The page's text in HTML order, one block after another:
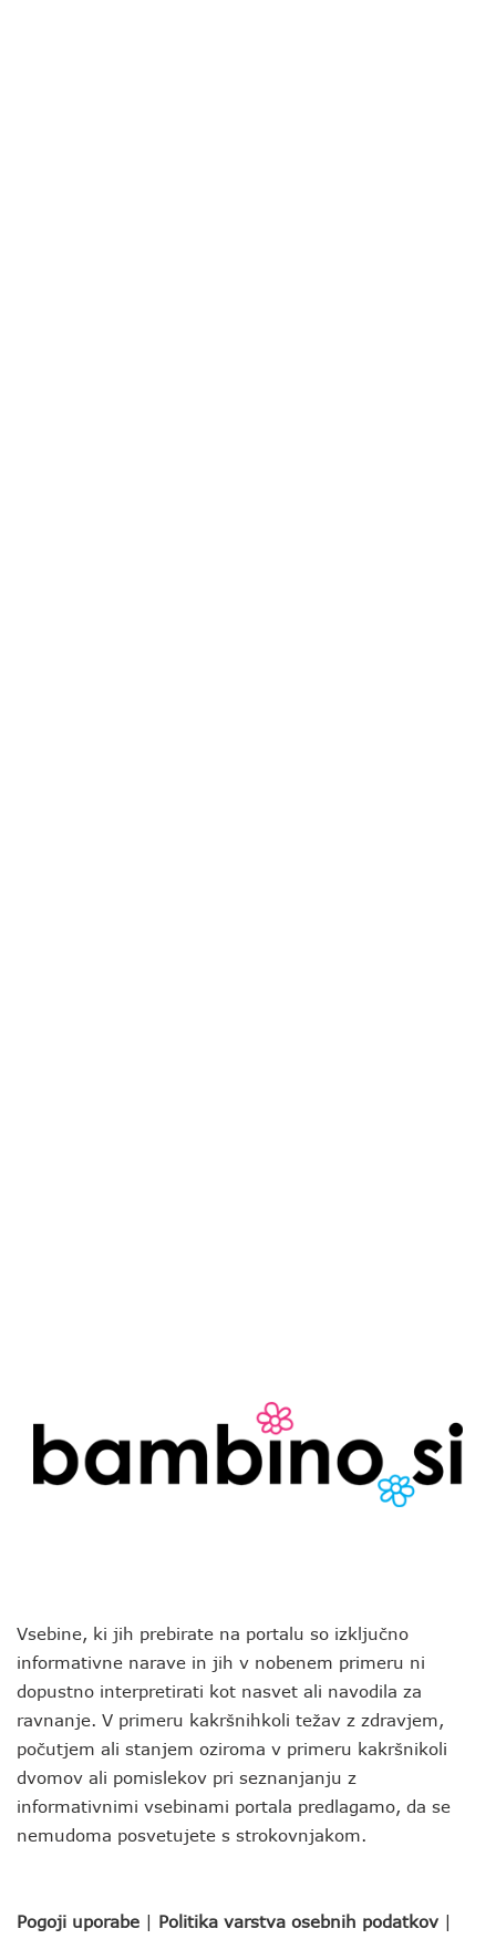
Vsebine, ki jih prebirate na portalu so izključno
informativne narave in jih v nobenem primeru ni
dopustno interpretirati kot nasvet ali navodila za
ravnanje. V primeru kakršnihkoli težav z zdravjem,
počutjem ali stanjem oziroma v primeru kakršnikoli
dvomov ali pomislekov pri seznanjanju z
informativnimi vsebinami portala predlagamo, da se
nemudoma posvetujete s strokovnjakom.
Pogoji uporabe | Politika varstva osebnih podatkov |